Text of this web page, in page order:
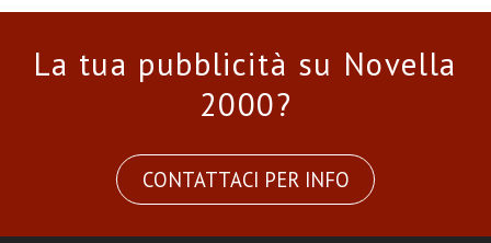
La tua pubblicità su Novella
2000?
CONTATTACI PER INFO